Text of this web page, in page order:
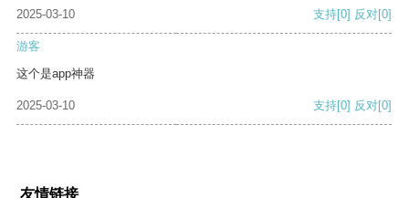
2025-03-10
支持[0] 反对[0]
游客
这个是app神器
2025-03-10 支持[0] 反对[0]
友情链接